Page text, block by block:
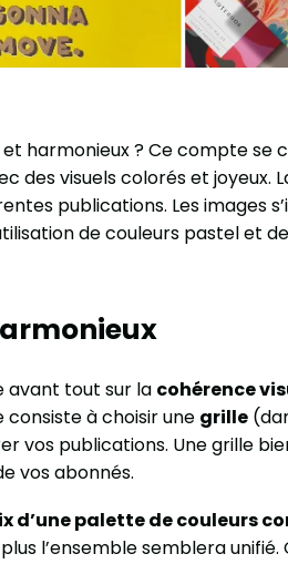
harmonieux ? Ce compte se
des visuels colorés et joyeux.
publications. Les images
de couleurs pastel et
avant tout sur la cohérence
consiste à choisir une grille
vos publications. Une grille
vos abonnés.
d’une palette de couleurs
l’ensemble semblera